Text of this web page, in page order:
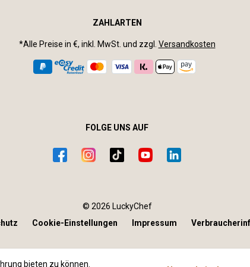
ZAHLARTEN
*Alle Preise in €, inkl. MwSt. und zzgl. Versandkosten
FOLGE UNS AUF
© 2026 LuckyChef
Cookie-Einstellungen Impressum
bieten zu können.